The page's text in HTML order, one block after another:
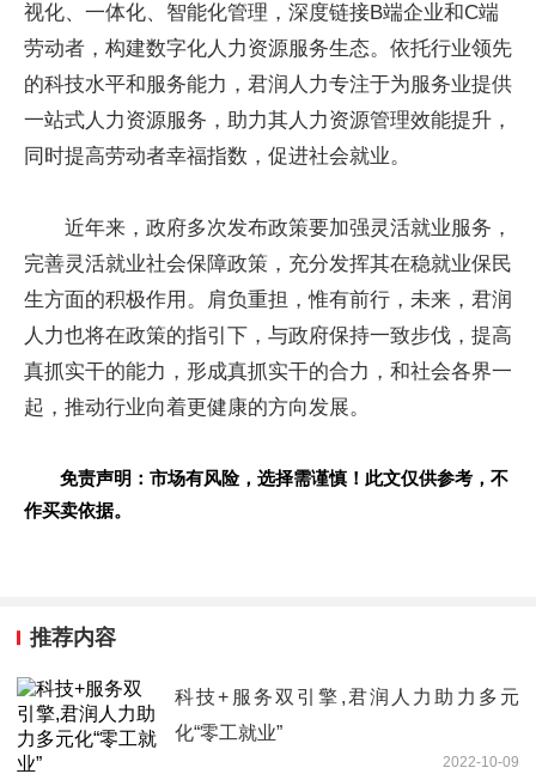
视化、一体化、智能化管理，深度链接B端企业和C端
劳动者，构建数字化人力资源服务生态。依托行业领先
的科技水平和服务能力，君润人力专注于为服务业提供
一站式人力资源服务，助力其人力资源管理效能提升，
同时提高劳动者幸福指数，促进社会就业。
近年来，政府多次发布政策要加强灵活就业服务，
完善灵活就业社会保障政策，充分发挥其在稳就业保民
生方面的积极作用。肩负重担，惟有前行，未来，君润
人力也将在政策的指引下，与政府保持一致步伐，提高
真抓实干的能力，形成真抓实干的合力，和社会各界一
起，推动行业向着更健康的方向发展。
免责声明：市场有风险，选择需谨慎！此文仅供参考，不
作买卖依据。
推荐内容
科技+服务双引擎,君润人力助力多元
化“零工就业”
2022-10-09